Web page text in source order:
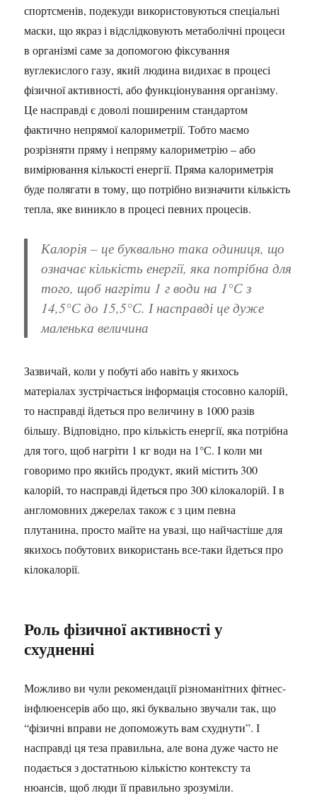
спортсменів, подекуди використовуються спеціальні
маски, що якраз і відслідковують метаболічні процеси
в організмі саме за допомогою фіксування
вуглекислого газу, який людина видихає в процесі
фізичної активності, або функціонування організму.
Це насправді є доволі поширеним стандартом
фактично непрямої калориметрії. Тобто маємо
розрізняти пряму і непряму калориметрію – або
вимірювання кількості енергії. Пряма калориметрія
буде полягати в тому, що потрібно визначити кількість
тепла, яке виникло в процесі певних процесів.
Калорія – це буквально така одиниця, що
означає кількість енергії, яка потрібна для
того, щоб нагріти 1 г води на 1°С з
14,5°С до 15,5°С. І насправді це дуже
маленька величина
Зазвичай, коли у побуті або навіть у якихось
матеріалах зустрічається інформація стосовно калорій,
то насправді йдеться про величину в 1000 разів
більшу. Відповідно, про кількість енергії, яка потрібна
для того, щоб нагріти 1 кг води на 1°С. І коли ми
говоримо про якийсь продукт, який містить 300
калорій, то насправді йдеться про 300 кілокалорій. І в
англомовних джерелах також є з цим певна
плутанина, просто майте на увазі, що найчастіше для
якихось побутових використань все-таки йдеться про
кілокалорії.
Роль фізичної активності у
схудненні
Можливо ви чули рекомендації різноманітних фітнес-
інфлюенсерів або що, які буквально звучали так, що
“фізичні вправи не допоможуть вам схуднути”. І
насправді ця теза правильна, але вона дуже часто не
подається з достатньою кількістю контексту та
нюансів, щоб люди її правильно зрозуміли.